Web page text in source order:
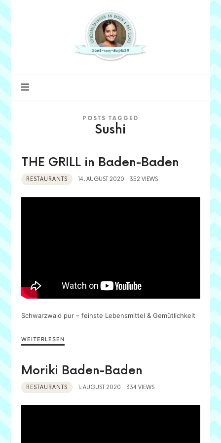
Post
von
Sophie
POSTS TAGGED
Sushi
THE GRILL in Baden-Baden
RESTAURANTS 14. AUGUST 2020 352 VIEWS
Schwarzwald pur – feinste Lebensmittel & Gemütlichkeit
WEITERLESEN
Moriki Baden-Baden
RESTAURANTS 1. AUGUST 2020 334 VIEWS